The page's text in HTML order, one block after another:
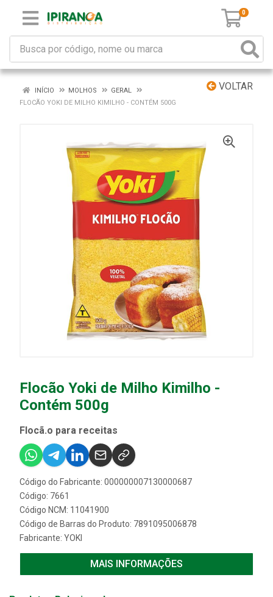
0
VOLTAR
INÍCIO MOLHOS
GERAL
FLOCÃO YOKI DE MILHO KIMILHO - CONTÉM 500G
Flocão Yoki de Milho Kimilho -
Contém 500g
Flocã.o para receitas
Código do Fabricante: 000000007130000687
Código: 7661
Código NCM: 11041900
Código de Barras do Produto: 7891095006878
Fabricante: YOKI
MAIS INFORMAÇÕES